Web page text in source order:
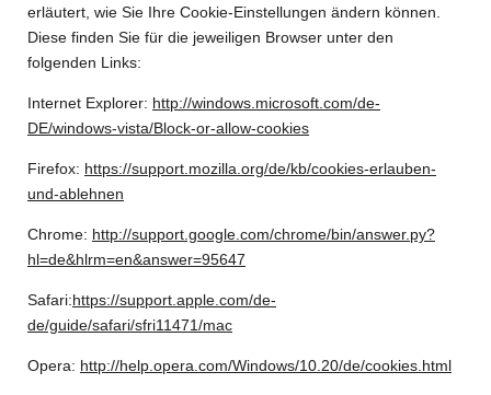
erläutert, wie Sie Ihre Cookie-Einstellungen ändern können.
Diese finden Sie für die jeweiligen Browser unter den
folgenden Links:
Internet Explorer: http://windows.microsoft.com/de-
DE/windows-vista/Block-or-allow-cookies
Firefox: https://support.mozilla.org/de/kb/cookies-erlauben-
und-ablehnen
Chrome: http://support.google.com/chrome/bin/answer.py?
hl=de&hlrm=en&answer=95647
Safari:https://support.apple.com/de-
de/guide/safari/sfri11471/mac
Opera: http://help.opera.com/Windows/10.20/de/cookies.html